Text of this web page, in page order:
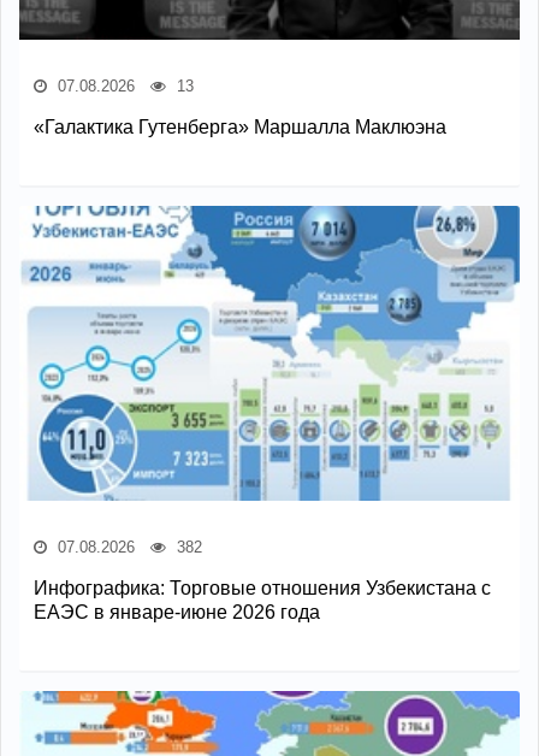
07.08.2026 13
«Галактика Гутенберга» Маршалла Маклюэна
07.08.2026 382
Инфографика: Торговые отношения Узбекистана с
ЕАЭС в январе-июне 2026 года